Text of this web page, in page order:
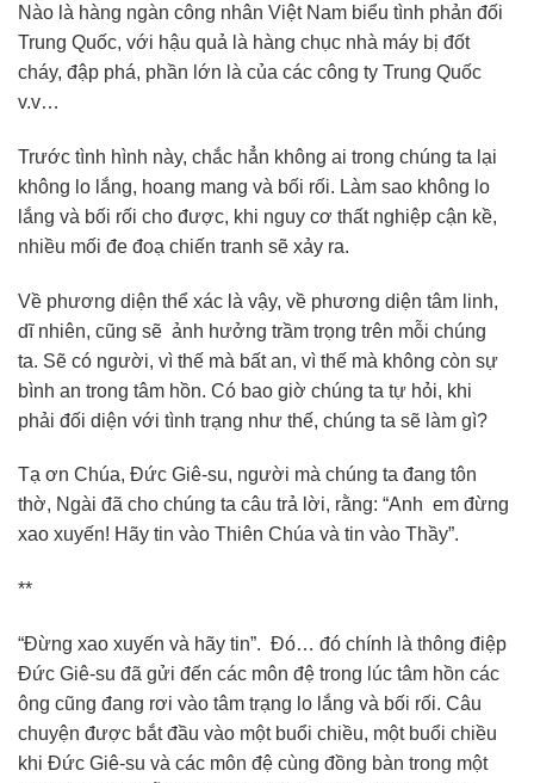
Nào là hàng ngàn công nhân Việt Nam biểu tình phản đối
Trung Quốc, với hậu quả là hàng chục nhà máy bị đốt
cháy, đập phá, phần lớn là của các công ty Trung Quốc
v.v…
Trước tình hình này, chắc hẳn không ai trong chúng ta lại
không lo lắng, hoang mang và bối rối. Làm sao không lo
lắng và bối rối cho được, khi nguy cơ thất nghiệp cận kề,
nhiều mối đe đoạ chiến tranh sẽ xảy ra.
Về phương diện thể xác là vậy, về phương diện tâm linh,
dĩ nhiên, cũng sẽ ảnh hưởng trầm trọng trên mỗi chúng
ta. Sẽ có người, vì thế mà bất an, vì thế mà không còn sự
bình an trong tâm hồn. Có bao giờ chúng ta tự hỏi, khi
phải đối diện với tình trạng như thế, chúng ta sẽ làm gì?
Tạ ơn Chúa, Đức Giê-su, người mà chúng ta đang tôn
thờ, Ngài đã cho chúng ta câu trả lời, rằng: “Anh em đừng
xao xuyến! Hãy tin vào Thiên Chúa và tin vào Thầy”.
**
“Đừng xao xuyến và hãy tin”. Đó… đó chính là thông điệp
Đức Giê-su đã gửi đến các môn đệ trong lúc tâm hồn các
ông cũng đang rơi vào tâm trạng lo lắng và bối rối. Câu
chuyện được bắt đầu vào một buổi chiều, một buổi chiều
khi Đức Giê-su và các môn đệ cùng đồng bàn trong một